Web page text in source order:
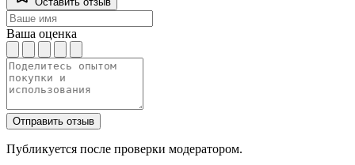
Ваша оценка
Отправить отзыв
Публикуется после проверки модератором.